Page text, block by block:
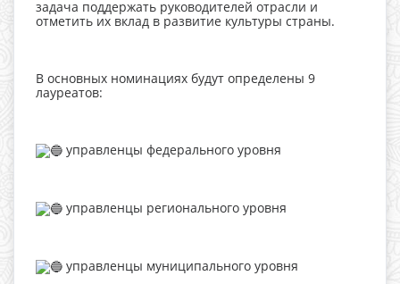
задача поддержать руководителей отрасли и
отметить их вклад в развитие культуры страны.
В основных номинациях будут определены 9
лауреатов:
управленцы федерального уровня
управленцы регионального уровня
управленцы муниципального уровня